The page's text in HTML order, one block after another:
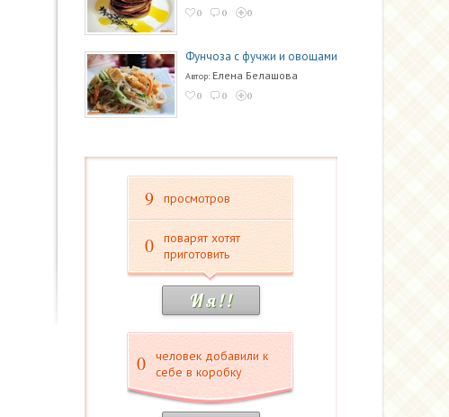
0 0 0
Фунчоза с фучжи и овощами
Автор: Елена Белашова
0 0 0
9 просмотров
0
поварят хотят
приготовить
И я ! !
0
человек добавили к
себе в коробку